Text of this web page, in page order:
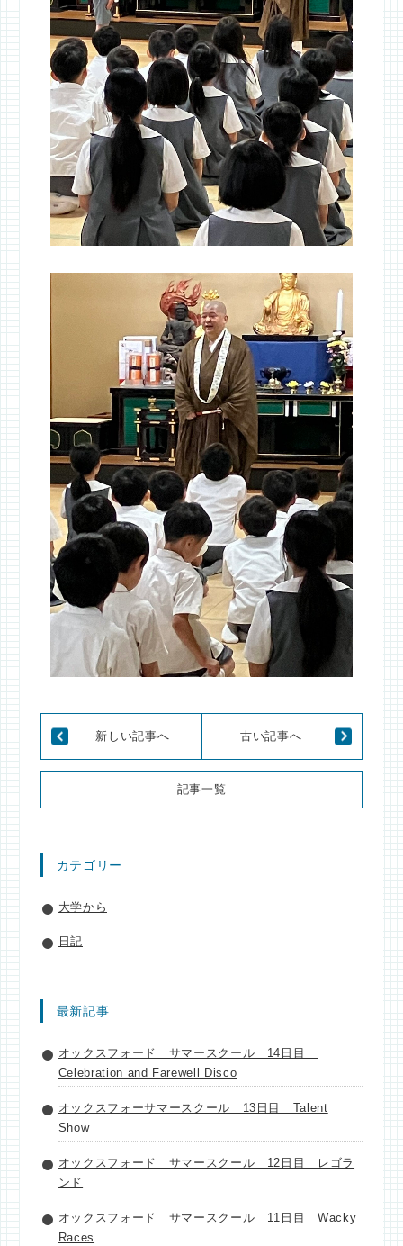
新しい記事へ
記事一覧
古い記事へ
カテゴリー
大学から
日記
最新記事
オックスフォード サマースクール 14日目
Celebration and Farewell Disco
オックスフォーサマースクール 13日目 Talent
Show
オックスフォード サマースクール 12日目 レゴラ
ンド
オックスフォード サマースクール 11日目 Wacky
Races